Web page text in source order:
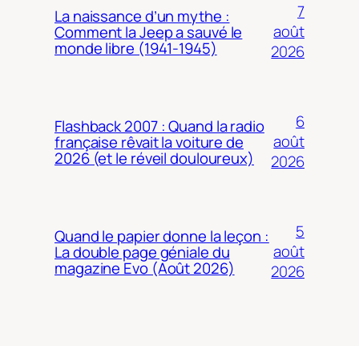
La naissance d’un mythe :
Comment la Jeep a sauvé le
monde libre (1941-1945)
7
août
2026
Flashback 2007 : Quand la radio
française rêvait la voiture de
2026 (et le réveil douloureux)
6
août
2026
Quand le papier donne la leçon :
La double page géniale du
magazine Evo (Août 2026)
5
août
2026